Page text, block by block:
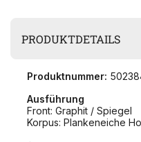
PRODUKTDETAILS
Produktnummer:
Ausführung
Front: Graphit / Spiegel
Korpus: Plankeneiche